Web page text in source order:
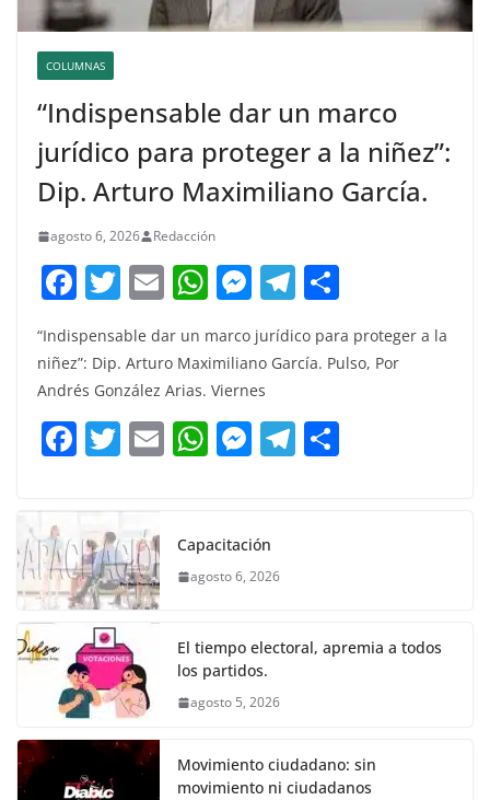
COLUMNAS
“Indispensable dar un marco
jurídico para proteger a la niñez”:
Dip. Arturo Maximiliano García.
agosto 6, 2026 Redacción
F
c
e
b
o
k
T
w
itt
er
E
ai
l
W
at
s
A
p
M
e
ss
e
n
g
T
e
a
m
m
“Indispensable dar un marco jurídico para proteger a la
niñez”: Dip. Arturo Maximiliano García. Pulso, Por
Andrés González Arias. Viernes
F
c
e
b
o
o
k
T
itt
er
E W
s
A
p
M
e
n
er
T
Capacitación
agosto 6, 2026
El tiempo electoral, apremia a todos
los partidos.
agosto 5, 2026
Movimiento ciudadano: sin
movimiento ni ciudadanos